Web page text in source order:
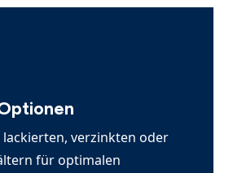
lackierten, verzinkten oder
für optimalen